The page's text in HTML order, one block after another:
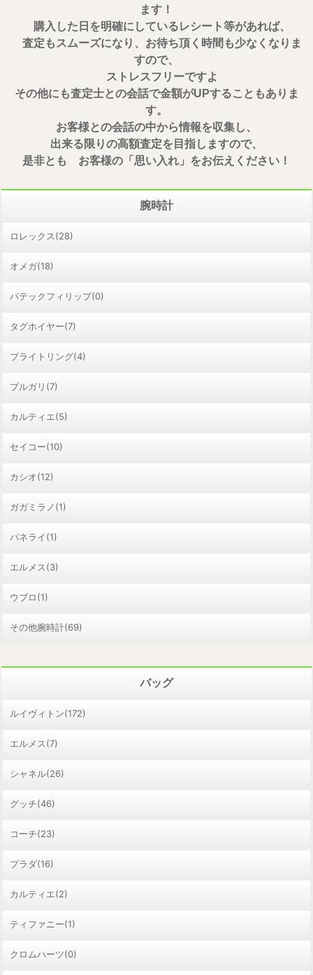
ます！
購入した日を明確にしているレシート等があれば、
査定もスムーズになり、お待ち頂く時間も少なくなりま
すので、
ストレスフリーですよ
その他にも査定士との会話で金額がUPすることもありま
す。
お客様との会話の中から情報を収集し、
出来る限りの高額査定を目指しますので、
是非とも お客様の「思い入れ」をお伝えください！
腕時計
ロレックス(28)
オメガ(18)
パテックフィリップ(0)
タグホイヤー(7)
ブライトリング(4)
ブルガリ(7)
カルティエ(5)
セイコー(10)
カシオ(12)
ガガミラノ(1)
パネライ(1)
エルメス(3)
ウブロ(1)
その他腕時計(69)
バッグ
ルイヴィトン(172)
エルメス(7)
シャネル(26)
グッチ(46)
コーチ(23)
プラダ(16)
カルティエ(2)
ティファニー(1)
クロムハーツ(0)